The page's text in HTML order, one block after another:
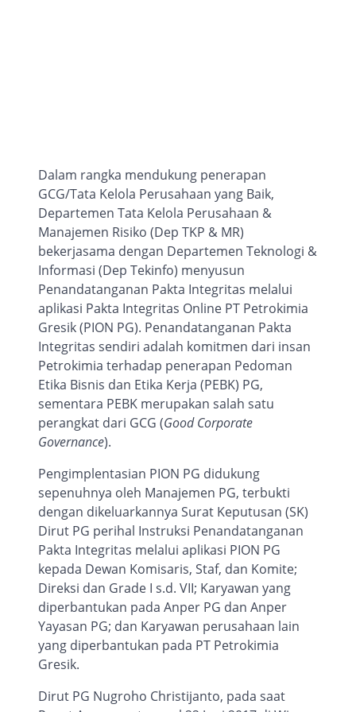
Dalam rangka mendukung penerapan
GCG/Tata Kelola Perusahaan yang Baik,
Departemen Tata Kelola Perusahaan &
Manajemen Risiko (Dep TKP & MR)
bekerjasama dengan Departemen Teknologi &
Informasi (Dep Tekinfo) menyusun
Penandatanganan Pakta Integritas melalui
aplikasi Pakta Integritas Online PT Petrokimia
Gresik (PION PG). Penandatanganan Pakta
Integritas sendiri adalah komitmen dari insan
Petrokimia terhadap penerapan Pedoman
Etika Bisnis dan Etika Kerja (PEBK) PG,
sementara PEBK merupakan salah satu
perangkat dari GCG (Good Corporate
Governance).
Pengimplentasian PION PG didukung
sepenuhnya oleh Manajemen PG, terbukti
dengan dikeluarkannya Surat Keputusan (SK)
Dirut PG perihal Instruksi Penandatanganan
Pakta Integritas melalui aplikasi PION PG
kepada Dewan Komisaris, Staf, dan Komite;
Direksi dan Grade I s.d. VII; Karyawan yang
diperbantukan pada Anper PG dan Anper
Yayasan PG; dan Karyawan perusahaan lain
yang diperbantukan pada PT Petrokimia
Gresik.
Dirut PG Nugroho Christijanto, pada saat